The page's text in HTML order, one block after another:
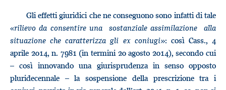
Gli effetti giuridici che ne conseguono sono infatti di tale
«rilievo da consentire una sostanziale assimilazione alla
situazione che caratterizza gli ex coniugi»: così Cass., 4
aprile 2014, n. 7981 (in termini 20 agosto 2014), secondo cui
– così innovando una giurisprudenza in senso opposto
pluridecennale – la sospensione della prescrizione tra i